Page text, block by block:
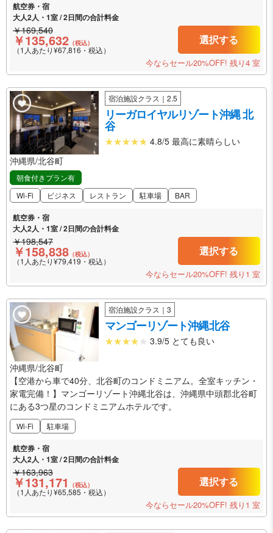
航空券・宿
大人2人・1室 / 2日間の合計料金
￥169,540
￥135,632 （税込）
（1人あたり¥67,816・税込）
選択する
今ならセール20%OFF! 残り4 室
宿泊施設クラス｜2.5
リーガロイヤルリゾート沖縄 北
谷
4.8/5 最高に素晴らしい
沖縄県/北谷町
朝食付きプラン有
Wi-Fi
ビジネス レストラン 駐車場 BAR
航空券・宿
大人2人・1室 / 2日間の合計料金
￥198,547
￥158,838 （税込）
（1人あたり¥79,419・税込）
選択する
今ならセール20%OFF! 残り1 室
宿泊施設クラス｜3
マンゴーリゾート沖縄北谷
3.9/5 とても良い
沖縄県/北谷町
【空港から車で40分、北谷町のコンドミニアム。全室キッチン・
家電完備！】マンゴーリゾート沖縄北谷は、沖縄県中頭郡北谷町
にある3つ星のコンドミニアムホテルです。
Wi-Fi 駐車場
航空券・宿
大人2人・1室 / 2日間の合計料金
￥163,963
￥131,171 （税込）
（1人あたり¥65,585・税込）
選択する
今ならセール20%OFF! 残り1 室